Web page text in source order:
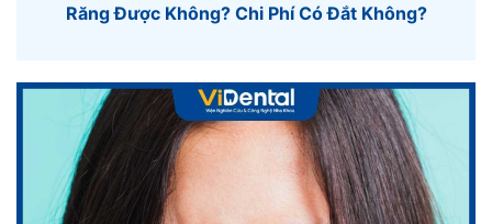
Răng Được Không? Chi Phí Có Đắt Không?